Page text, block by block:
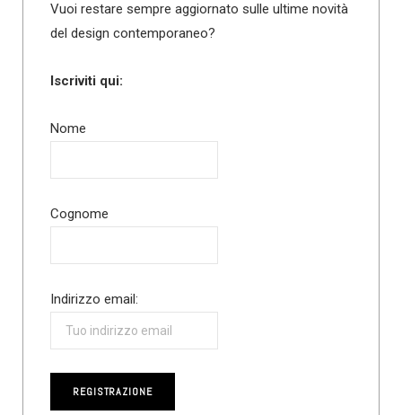
Vuoi restare sempre aggiornato sulle ultime novità
del design contemporaneo?
Iscriviti qui:
Nome
Cognome
Indirizzo email: